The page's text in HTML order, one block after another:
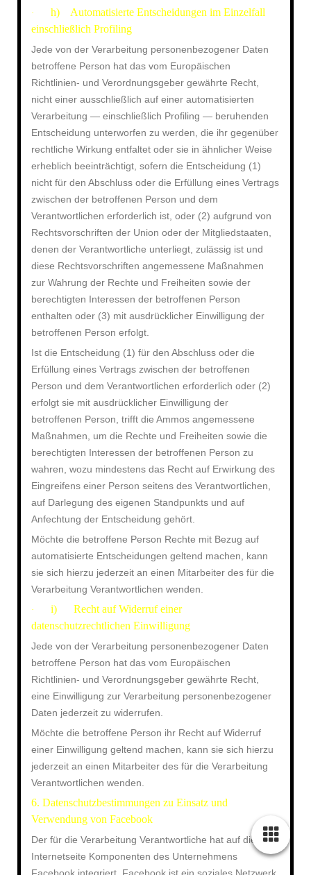
· h) Automatisierte Entscheidungen im Einzelfall
einschließlich Profiling
Jede von der Verarbeitung personenbezogener Daten
betroffene Person hat das vom Europäischen
Richtlinien- und Verordnungsgeber gewährte Recht,
nicht einer ausschließlich auf einer automatisierten
Verarbeitung — einschließlich Profiling — beruhenden
Entscheidung unterworfen zu werden, die ihr gegenüber
rechtliche Wirkung entfaltet oder sie in ähnlicher Weise
erheblich beeinträchtigt, sofern die Entscheidung (1)
nicht für den Abschluss oder die Erfüllung eines Vertrags
zwischen der betroffenen Person und dem
Verantwortlichen erforderlich ist, oder (2) aufgrund von
Rechtsvorschriften der Union oder der Mitgliedstaaten,
denen der Verantwortliche unterliegt, zulässig ist und
diese Rechtsvorschriften angemessene Maßnahmen
zur Wahrung der Rechte und Freiheiten sowie der
berechtigten Interessen der betroffenen Person
enthalten oder (3) mit ausdrücklicher Einwilligung der
betroffenen Person erfolgt.
Ist die Entscheidung (1) für den Abschluss oder die
Erfüllung eines Vertrags zwischen der betroffenen
Person und dem Verantwortlichen erforderlich oder (2)
erfolgt sie mit ausdrücklicher Einwilligung der
betroffenen Person, trifft die Ammos angemessene
Maßnahmen, um die Rechte und Freiheiten sowie die
berechtigten Interessen der betroffenen Person zu
wahren, wozu mindestens das Recht auf Erwirkung des
Eingreifens einer Person seitens des Verantwortlichen,
auf Darlegung des eigenen Standpunkts und auf
Anfechtung der Entscheidung gehört.
Möchte die betroffene Person Rechte mit Bezug auf
automatisierte Entscheidungen geltend machen, kann
sie sich hierzu jederzeit an einen Mitarbeiter des für die
Verarbeitung Verantwortlichen wenden.
· i) Recht auf Widerruf einer
datenschutzrechtlichen Einwilligung
Jede von der Verarbeitung personenbezogener Daten
betroffene Person hat das vom Europäischen
Richtlinien- und Verordnungsgeber gewährte Recht,
eine Einwilligung zur Verarbeitung personenbezogener
Daten jederzeit zu widerrufen.
Möchte die betroffene Person ihr Recht auf Widerruf
einer Einwilligung geltend machen, kann sie sich hierzu
jederzeit an einen Mitarbeiter des für die Verarbeitung
Verantwortlichen wenden.
6. Datenschutzbestimmungen zu Einsatz und
Verwendung von Facebook
Der für die Verarbeitung Verantwortliche hat auf dieser
Internetseite Komponenten des Unternehmens